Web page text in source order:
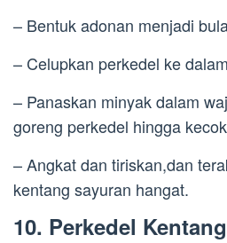
– Bentuk adonan menjadi
– Celupkan perkedel ke
– Panaskan minyak dalam
goreng perkedel hingga
– Angkat dan tiriskan,dan
kentang sayuran hangat.
10. Perkedel